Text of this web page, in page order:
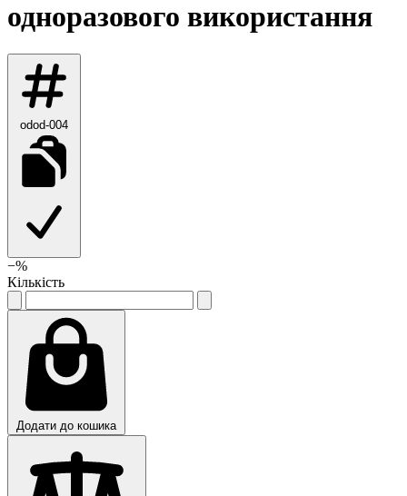
одноразового використання
odod-004
−%
Кількість
Додати до кошика